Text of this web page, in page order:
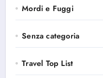
Mordi e Fuggi
Senza categoria
Travel Top List